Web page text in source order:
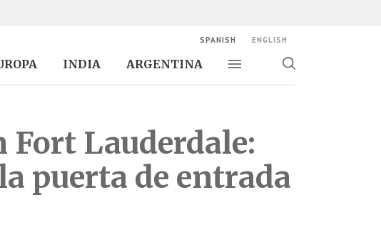
INDIA ARGENTINA
Alternar navegación
Alternar
SPANISH ENGLISH
Fort Lauderdale:
puerta de entrada